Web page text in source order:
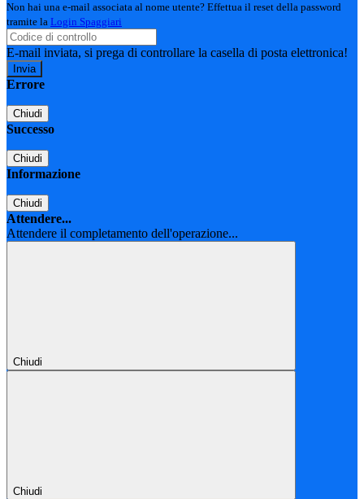
Non hai una e-mail associata al nome utente? Effettua il reset della password
tramite la Login Spaggiari
E-mail inviata, si prega di controllare la casella di posta elettronica!
Errore
Chiudi
Successo
Chiudi
Informazione
Chiudi
Attendere...
Attendere il completamento dell'operazione...
Chiudi
Chiudi